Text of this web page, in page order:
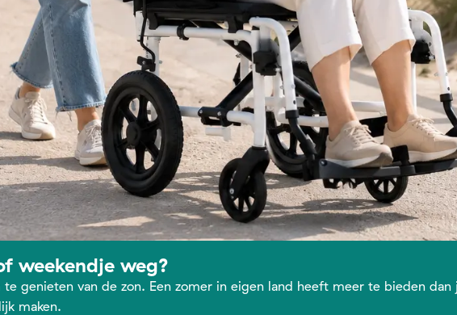
weekendje weg?
genieten van de zon. Een zomer in eigen land heeft meer te bieden
maken.